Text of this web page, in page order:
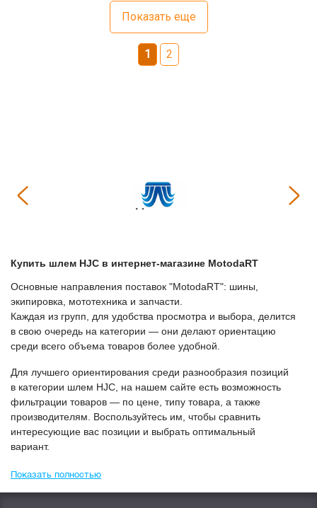
Показать еще
1 2
Купить Шлем HJC в интернет-магазине МоtodaRT
Основные направления поставок "МоtodaRT": шины,
экипировка, мототехника и запчасти.
Каждая из групп, для удобства просмотра и выбора, делится
в свою очередь на категории — они делают ориентацию
среди всего объема товаров более удобной.
Для лучшего ориентирования среди разнообразия позиций
в категории
Шлем HJC , на нашем сайте есть возможность
фильтрации товаров — по цене, типу товара, а также
производителям. Воспользуйтесь им, чтобы сравнить
интересующие вас позиции и выбрать оптимальный
вариант.
Показать полностью